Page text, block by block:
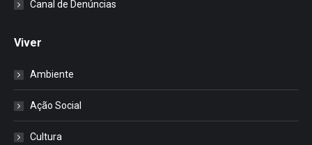
Canal de Denúncias
Viver
Ambiente
Ação Social
Cultura